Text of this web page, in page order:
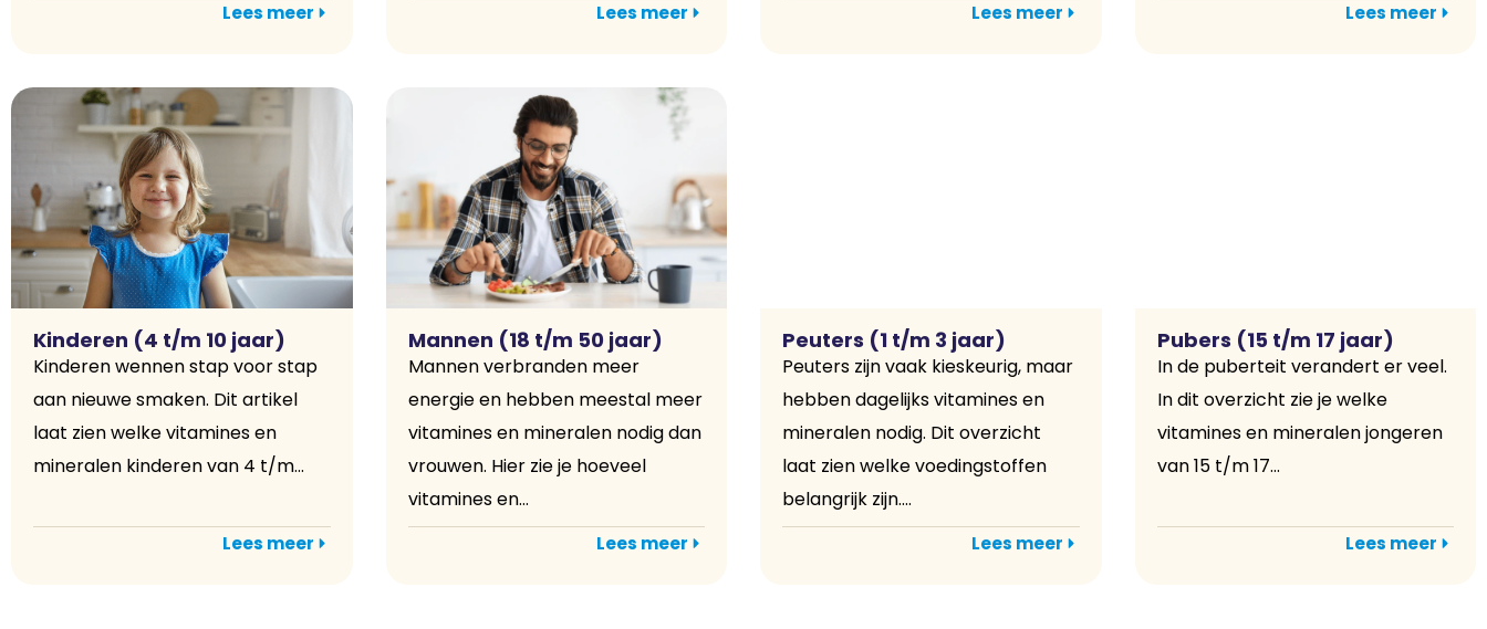
Lees meer Lees meer Lees meer Lees meer
Kinderen (4 t/m 10 jaar)
Kinderen wennen stap voor stap
aan nieuwe smaken. Dit artikel
laat zien welke vitamines en
mineralen kinderen van 4 t/m...
Lees meer
Mannen (18 t/m 50 jaar)
Mannen verbranden meer
energie en hebben meestal meer
vitamines en mineralen nodig dan
vrouwen. Hier zie je hoeveel
vitamines en...
Lees meer
Peuters (1 t/m 3 jaar)
Peuters zijn vaak kieskeurig, maar
hebben dagelijks vitamines en
mineralen nodig. Dit overzicht
laat zien welke voedingstoffen
belangrijk zijn....
Lees meer
Pubers (15 t/m 17 jaar)
In de puberteit verandert er veel.
In dit overzicht zie je welke
vitamines en mineralen jongeren
van 15 t/m 17...
Lees meer